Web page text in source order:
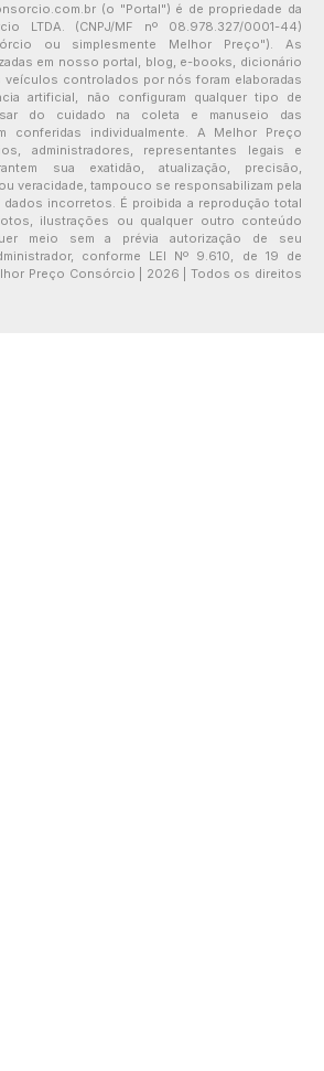
(o "Portal") é de propriedade da
LTDA. (CNPJ/MF nº 08.978.327/0001-44)
ou simplesmente Melhor Preço"). As
em nosso portal, blog, e-books, dicionário
veículos controlados por nós foram elaboradas
artificial, não configuram qualquer tipo de
do cuidado na coleta e manuseio das
conferidas individualmente. A Melhor Preço
administradores, representantes legais e
sua exatidão, atualização, precisão,
veracidade, tampouco se responsabilizam pela
incorretos. É proibida a reprodução total
ilustrações ou qualquer outro conteúdo
meio sem a prévia autorização de seu
conforme LEI Nº 9.610, de 19 de
Preço Consórcio | 2026 | Todos os direitos